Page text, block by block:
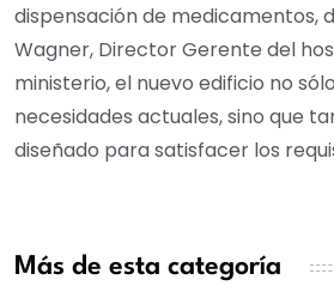
dispensación de medicamentos,
Wagner, Director Gerente del
ministerio, el nuevo edificio no
necesidades actuales, sino que
diseñado para satisfacer los
Más de esta categoría